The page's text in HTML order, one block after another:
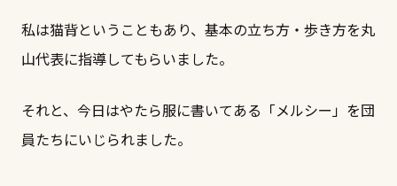
私は猫背ということもあり、基本の立ち方・歩き方を丸
山代表に指導してもらいました。
それと、今日はやたら服に書いてある「メルシー」を団
員たちにいじられました。